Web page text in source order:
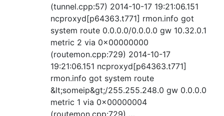
(tunnel.cpp:57) 2014-10-17 19:21:06.151
ncproxyd[p64363.t771] rmon.info got
system route 0.0.0.0/0.0.0.0 gw 10.32.0.1
metric 2 via 0x00000000
(routemon.cpp:729) 2014-10-17
19:21:06.151 ncproxyd[p64363.t771]
rmon.info got system route
&lt;someip&gt;/255.255.248.0 gw 0.0.0.0
metric 1 via 0x00000004
(routemon.cpp:729) …